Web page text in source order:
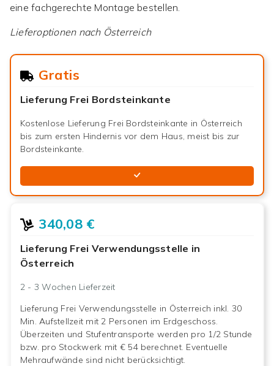
eine fachgerechte Montage bestellen.
Lieferoptionen nach Österreich
Gratis
Lieferung Frei Bordsteinkante
Kostenlose Lieferung Frei Bordsteinkante in Österreich
bis zum ersten Hindernis vor dem Haus, meist bis zur
Bordsteinkante.
340,08 €
Lieferung Frei Verwendungsstelle in
Österreich
2 - 3 Wochen Lieferzeit
Lieferung Frei Verwendungsstelle in Österreich inkl. 30
Min. Aufstellzeit mit 2 Personen im Erdgeschoss.
Überzeiten und Stufentransporte werden pro 1/2 Stunde
bzw. pro Stockwerk mit € 54 berechnet. Eventuelle
Mehraufwände sind nicht berücksichtigt.